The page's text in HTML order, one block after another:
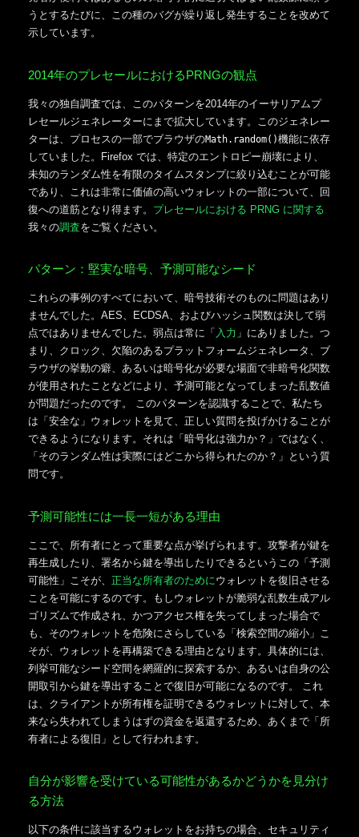
うとするたびに、この種のバグが繰り返し発生することを改めて
示しています。
2014年のプレセールにおけるPRNGの観点
我々の独自調査では、このパターンを2014年のイーサリアムプ
レセールジェネレーターにまで拡大しています。このジェネレー
ターは、プロセスの一部でブラウザのMath.random()機能に依存
していました。Firefox では、特定のエントロピー崩壊により、
未知のランダム性を有限のタイムスタンプに絞り込むことが可能
であり、これは非常に価値の高いウォレットの一部について、回
復への道筋となり得ます。 プレセールにおける PRNG に関する
我々の調査をご覧ください。
パターン：堅実な暗号、予測可能なシード
これらの事例のすべてにおいて、暗号技術そのものに問題はあり
ませんでした。AES、ECDSA、およびハッシュ関数は決して弱
点ではありませんでした。弱点は常に「 入力 」にありました。つ
まり、クロック、欠陥のあるプラットフォームジェネレータ、ブ
ラウザの挙動の癖、あるいは暗号化が必要な場面で非暗号化関数
が使用されたことなどにより、予測可能となってしまった乱数値
が問題だったのです。 このパターンを認識することで、私たち
は「安全な」ウォレットを見て、正しい質問を投げかけることが
できるようになります。それは「暗号化は強力か？」ではなく、
「そのランダム性は実際にはどこから得られたのか？」という質
問です。
予測可能性には一長一短がある理由
ここで、所有者にとって重要な点が挙げられます。攻撃者が鍵を
再生成したり、署名から鍵を導出したりできるというこの「予測
可能性」こそが、 正当な所有者のために ウォレットを復旧させる
ことを可能にするのです。もしウォレットが脆弱な乱数生成アル
ゴリズムで作成され、かつアクセス権を失ってしまった場合で
も、そのウォレットを危険にさらしている「検索空間の縮小」こ
そが、ウォレットを再構築できる理由となります。具体的には、
列挙可能なシード空間を網羅的に探索するか、あるいは自身の公
開取引から鍵を導出することで復旧が可能になるのです。 これ
は、クライアントが所有権を証明できるウォレットに対して、本
来なら失われてしまうはずの資金を返還するため、あくまで「所
有者による復旧」として行われます。
自分が影響を受けている可能性があるかどうかを見分け
る方法
以下の条件に該当するウォレットをお持ちの場合、セキュリティ